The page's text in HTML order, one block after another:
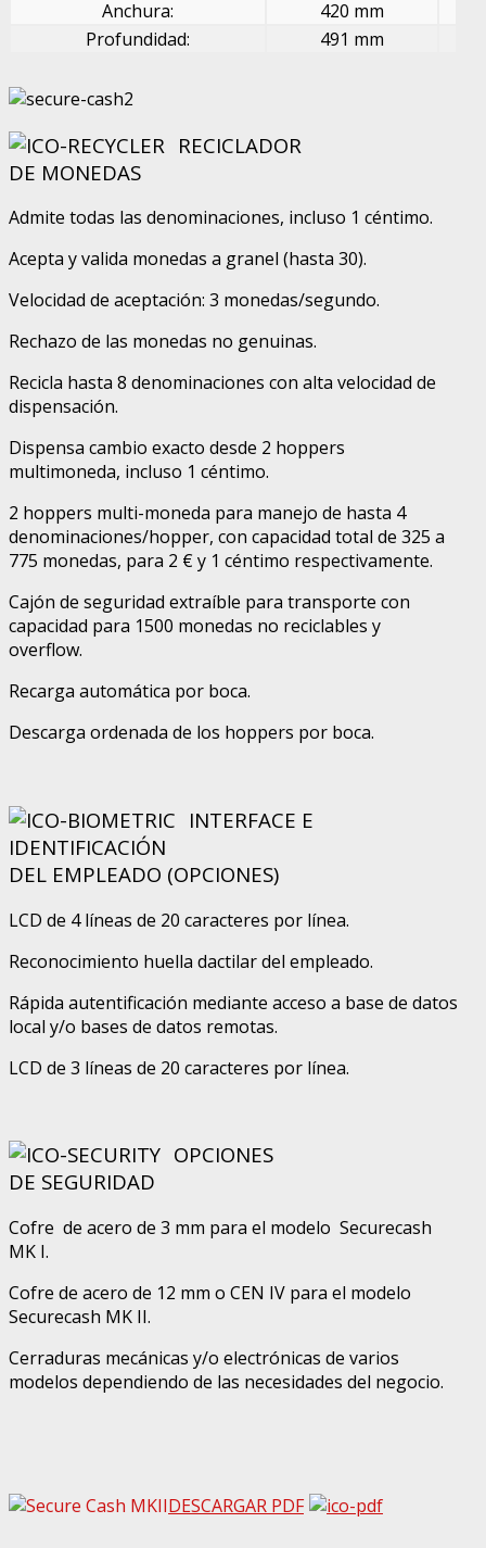
Anchura:
420 mm
Profundidad:
491 mm
RECICLADOR
DE MONEDAS
Admite todas las denominaciones, incluso 1 céntimo.
Acepta y valida monedas a granel (hasta 30).
Velocidad de aceptación: 3 monedas/segundo.
Rechazo de las monedas no genuinas.
Recicla hasta 8 denominaciones con alta velocidad de
dispensación.
Dispensa cambio exacto desde 2 hoppers
multimoneda, incluso 1 céntimo.
2 hoppers multi-moneda para manejo de hasta 4
denominaciones/hopper, con capacidad total de 325 a
775 monedas, para 2 € y 1 céntimo respectivamente.
Cajón de seguridad extraíble para transporte con
capacidad para 1500 monedas no reciclables y
overflow.
Recarga automática por boca.
Descarga ordenada de los hoppers por boca.
INTERFACE E
IDENTIFICACIÓN
DEL EMPLEADO (OPCIONES)
LCD de 4 líneas de 20 caracteres por línea.
Reconocimiento huella dactilar del empleado.
Rápida autentificación mediante acceso a base de datos
local y/o bases de datos remotas.
LCD de 3 líneas de 20 caracteres por línea.
OPCIONES
DE SEGURIDAD
Cofre de acero de 3 mm para el modelo Securecash
MK I.
Cofre de acero de 12 mm o CEN IV para el modelo
Securecash MK II.
Cerraduras mecánicas y/o electrónicas de varios
modelos dependiendo de las necesidades del negocio.
DESCARGAR PDF